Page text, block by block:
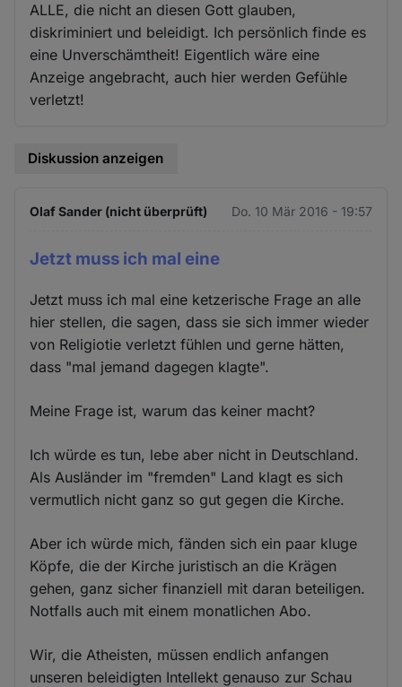
ALLE, die nicht an diesen Gott glauben,
diskriminiert und beleidigt. Ich persönlich finde es
eine Unverschämtheit! Eigentlich wäre eine
Anzeige angebracht, auch hier werden Gefühle
verletzt!
Diskussion anzeigen
Olaf Sander (nicht überprüft) Do. 10 Mär 2016 - 19:57
Jetzt muss ich mal eine
Jetzt muss ich mal eine ketzerische Frage an alle
hier stellen, die sagen, dass sie sich immer wieder
von Religiotie verletzt fühlen und gerne hätten,
dass "mal jemand dagegen klagte".
Meine Frage ist, warum das keiner macht?
Ich würde es tun, lebe aber nicht in Deutschland.
Als Ausländer im "fremden" Land klagt es sich
vermutlich nicht ganz so gut gegen die Kirche.
Aber ich würde mich, fänden sich ein paar kluge
Köpfe, die der Kirche juristisch an die Krägen
gehen, ganz sicher finanziell mit daran beteiligen.
Notfalls auch mit einem monatlichen Abo.
Wir, die Atheisten, müssen endlich anfangen
unseren beleidigten Intellekt genauso zur Schau